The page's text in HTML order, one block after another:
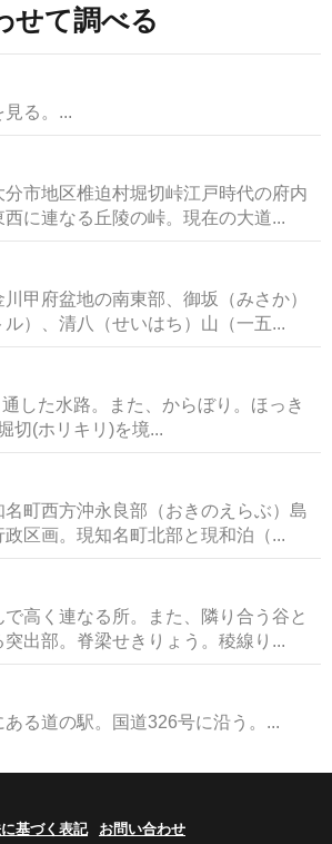
せて調べる
る。...
市地区椎迫村堀切峠江戸時代の府内
に連なる丘陵の峠。現在の大道...
甲府盆地の南東部、御坂（みさか）
）、清八（せいはち）山（一五...
した水路。また、からぼり。ほっき
切(ホリキリ)を境...
町西方沖永良部（おきのえらぶ）島
区画。現知名町北部と現和泊（...
高く連なる所。また、隣り合う谷と
出部。脊梁せきりょう。稜線り...
る道の駅。国道326号に沿う。...
基づく表記 お問い合わせ